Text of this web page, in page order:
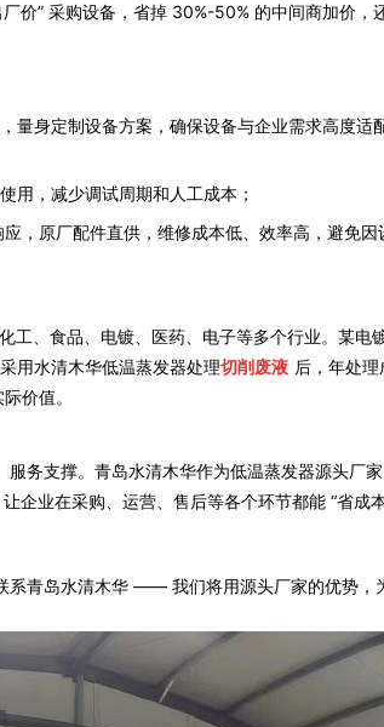
价” 采购设备，省掉 30%-50% 的中间商加价，
身定制设备方案，确保设备与企业需求高度适
用，减少调试周期和人工成本；
，原厂配件直供，维修成本低、效率高，避免
工、食品、电镀、医药、电子等多个行业。某电
用水清木华低温蒸发器处理切削废液 后，年处
价值。
务支撑。青岛水清木华作为低温蒸发器源头厂
企业在采购、运营、售后等各个环节都能 “省成
系青岛水清木华 —— 我们将用源头厂家的优势，